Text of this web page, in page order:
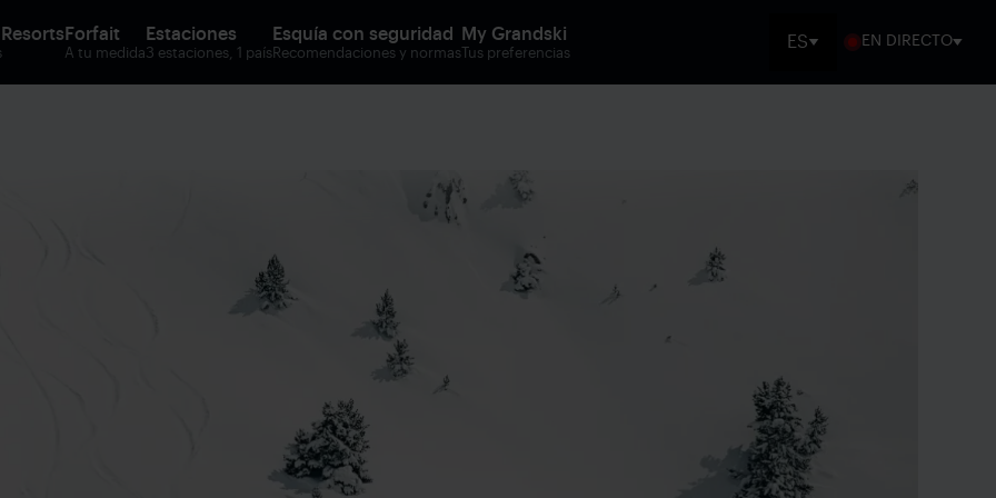
Forfait
A tu medida
Estaciones
3 estaciones, 1 país
Esquía con seguridad
Recomendaciones y normas
My Grandski
Tus preferencias
SHOW
ES EN DIRECTO